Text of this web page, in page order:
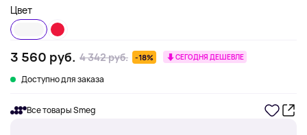
Цвет
3 560 руб. 4 342 руб. -18% СЕГОДНЯ ДЕШЕВЛЕ
Доступно для заказа
Все товары Smeg